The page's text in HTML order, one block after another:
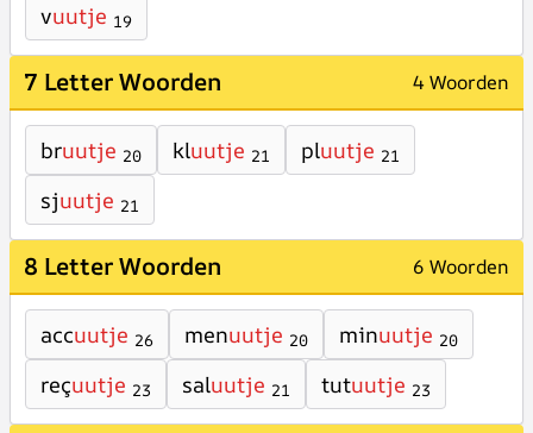
vuutje 19
7 Letter Woorden 4 Woorden
bruutje 20 kluutje 21 pluutje 21
sjuutje 21
8 Letter Woorden 6 Woorden
accuutje 26 menuutje 20 minuutje 20
reçuutje 23 saluutje 21 tutuutje 23